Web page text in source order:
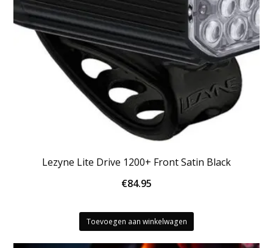
Lezyne Lite Drive 1200+ Front Satin Black
€84.95
Toevoegen aan winkelwagen